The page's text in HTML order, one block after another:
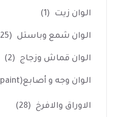
الوان زيت (1)
الوان شمع وباستل (25)
الوان قماش وزجاج (2)
الوان وجه و أصابع(finger &face paint)
الاوراق والافرخ (28)